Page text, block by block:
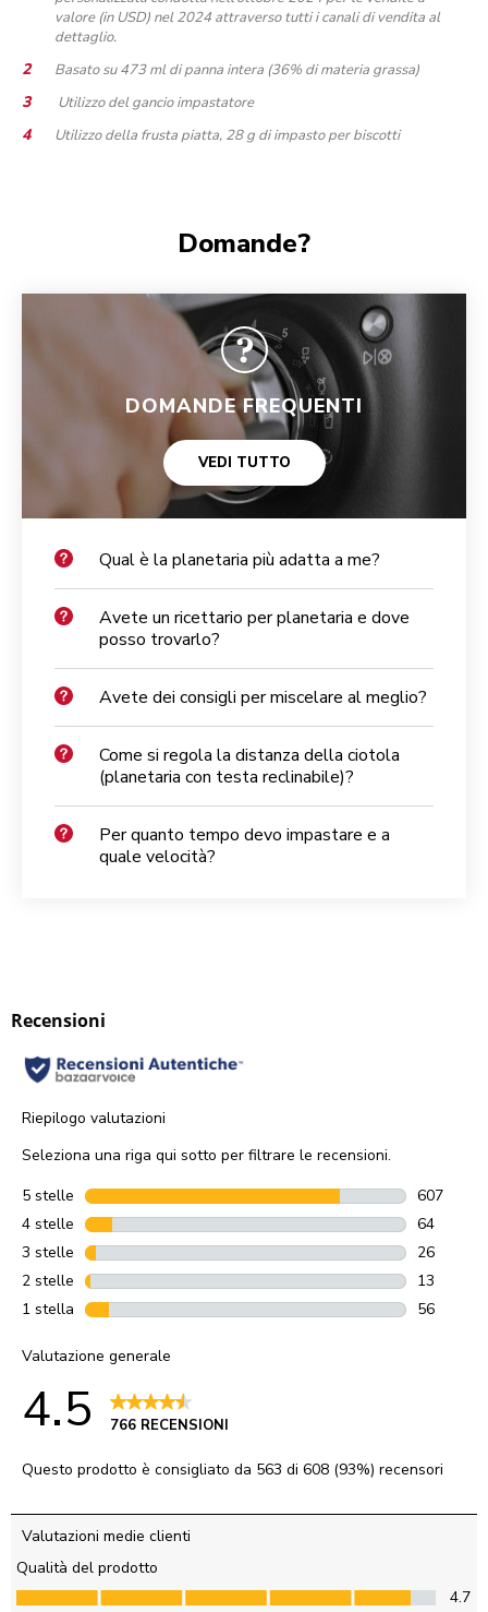
valore (in USD) nel 2024 attraverso tutti i canali di vendita al
dettaglio.
Basato su 473 ml di panna intera (36% di materia grassa)
Utilizzo del gancio impastatore
Utilizzo della frusta piatta, 28 g di impasto per biscotti
Domande?
DOMANDE FREQUENTI
VEDI TUTTO
Qual è la planetaria più adatta a me?
Avete un ricettario per planetaria e dove
posso trovarlo?
Avete dei consigli per miscelare al meglio?
Come si regola la distanza della ciotola
(planetaria con testa reclinabile)?
Per quanto tempo devo impastare e a
quale velocità?